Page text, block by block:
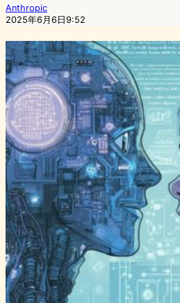
Anthropic
2025年6月6日9:52